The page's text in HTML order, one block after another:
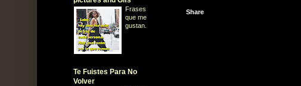
Share
Frases
que me
gustan.
Te Fuistes Para No
Volver